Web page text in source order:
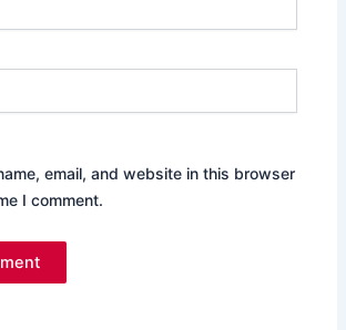
email, and website in this browser
I comment.